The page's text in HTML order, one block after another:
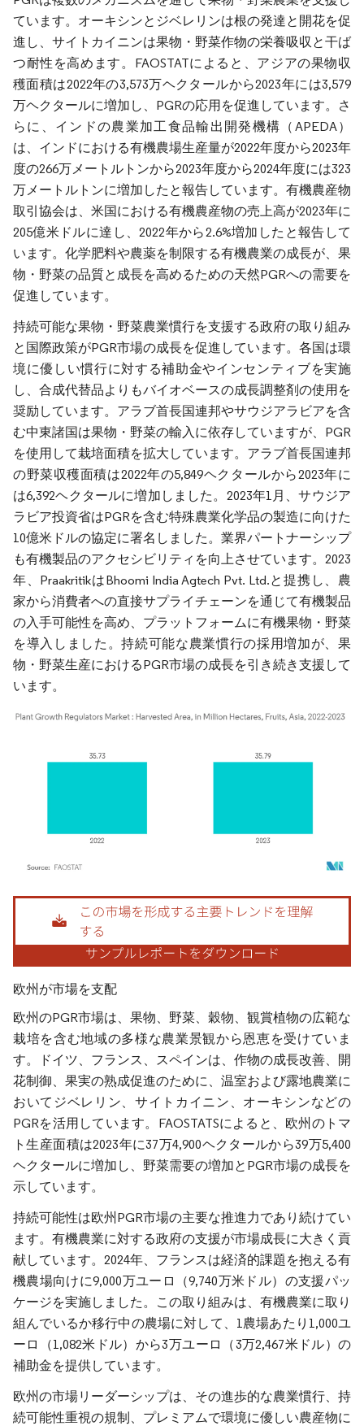
ています。オーキシンとジベレリンは根の発達と開花を促
進し、サイトカイニンは果物・野菜作物の栄養吸収と干ば
つ耐性を高めます。FAOSTATによると、アジアの果物収
穫面積は2022年の3,573万ヘクタールから2023年には3,579
万ヘクタールに増加し、PGRの応用を促進しています。さ
らに、インドの農業加工食品輸出開発機構（APEDA）
は、インドにおける有機農場生産量が2022年度から2023年
度の266万メートルトンから2023年度から2024年度には323
万メートルトンに増加したと報告しています。有機農産物
取引協会は、米国における有機農産物の売上高が2023年に
205億米ドルに達し、2022年から2.6%増加したと報告して
います。化学肥料や農薬を制限する有機農業の成長が、果
物・野菜の品質と成長を高めるための天然PGRへの需要を
促進しています。
持続可能な果物・野菜農業慣行を支援する政府の取り組み
と国際政策がPGR市場の成長を促進しています。各国は環
境に優しい慣行に対する補助金やインセンティブを実施
し、合成代替品よりもバイオベースの成長調整剤の使用を
奨励しています。アラブ首長国連邦やサウジアラビアを含
む中東諸国は果物・野菜の輸入に依存していますが、PGR
を使用して栽培面積を拡大しています。アラブ首長国連邦
の野菜収穫面積は2022年の5,849ヘクタールから2023年に
は6,392ヘクタールに増加しました。2023年1月、サウジア
ラビア投資省はPGRを含む特殊農業化学品の製造に向けた
10億米ドルの協定に署名しました。業界パートナーシップ
も有機製品のアクセシビリティを向上させています。2023
年、PraakritikはBhoomi India Agtech Pvt. Ltd.と提携し、農
家から消費者への直接サプライチェーンを通じて有機製品
の入手可能性を高め、プラットフォームに有機果物・野菜
を導入しました。持続可能な農業慣行の採用増加が、果
物・野菜生産におけるPGR市場の成長を引き続き支援して
います。
画像 © Mordor Intelligence。再利用にはCC BY 4.0の表示が必要です。
欧州が市場を支配
欧州のPGR市場は、果物、野菜、穀物、観賞植物の広範な
栽培を含む地域の多様な農業景観から恩恵を受けていま
す。ドイツ、フランス、スペインは、作物の成長改善、開
花制御、果実の熟成促進のために、温室および露地農業に
おいてジベレリン、サイトカイニン、オーキシンなどの
PGRを活用しています。FAOSTATSによると、欧州のトマ
ト生産面積は2023年に37万4,900ヘクタールから39万5,400
ヘクタールに増加し、野菜需要の増加とPGR市場の成長を
示しています。
持続可能性は欧州PGR市場の主要な推進力であり続けてい
ます。有機農業に対する政府の支援が市場成長に大きく貢
献しています。2024年、フランスは経済的課題を抱える有
機農場向けに9,000万ユーロ（9,740万米ドル）の支援パッ
ケージを実施しました。この取り組みは、有機農業に取り
組んでいるか移行中の農場に対して、1農場あたり1,000ユ
ーロ（1,082米ドル）から3万ユーロ（3万2,467米ドル）の
補助金を提供しています。
欧州の市場リーダーシップは、その進歩的な農業慣行、持
続可能性重視の規制、プレミアムで環境に優しい農産物に